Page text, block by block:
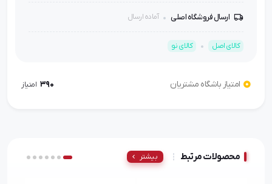
ارسال فروشگاه اصلی آماده ارسال
کالای اصل کالای نو
امتیاز باشگاه مشتریان 390 امتیاز
محصولات مرتبط بیشتر